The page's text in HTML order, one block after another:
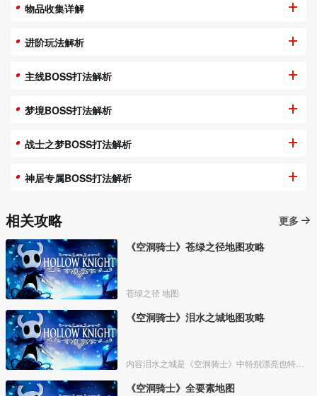
物品收集详解
进阶玩法解析
主线BOSS打法解析
梦境BOSS打法解析
战士之梦BOSS打法解析
神居专属BOSS打法解析
相关攻略
更多
《空洞骑士》苍绿之径地图攻略
苍绿之径 地图
《空洞骑士》泪水之城地图攻略
内容泪水之城是《空洞骑士》中特别漂亮也特别重要的一个区域。
《空洞骑士》全要素地图